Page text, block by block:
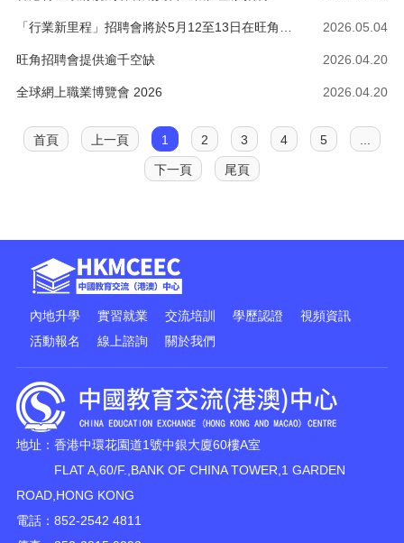
「行業新里程」招聘會將於5月12至13日在旺角舉行！ 2026.05.04
旺角招聘會提供逾千空缺 2026.04.20
全球網上職業博覽會 2026 2026.04.20
首頁 上一頁 1 2 3 4 5 ...
下一頁 尾頁
內地升學 實習就業 交流培訓 學歷認證
視頻資訊
活動報名
線上諮詢 關於我們
地址：香港中環花園道1號中銀大廈60樓A室
FLAT A,60/F.,BANK OF CHINA TOWER,1 GARDEN
ROAD,HONG KONG
電話：852-2542 4811